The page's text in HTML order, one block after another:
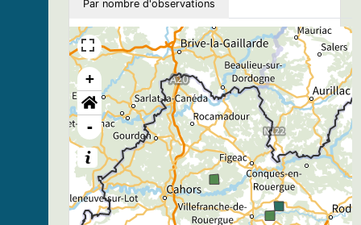
Par nombre d'observations
+
-